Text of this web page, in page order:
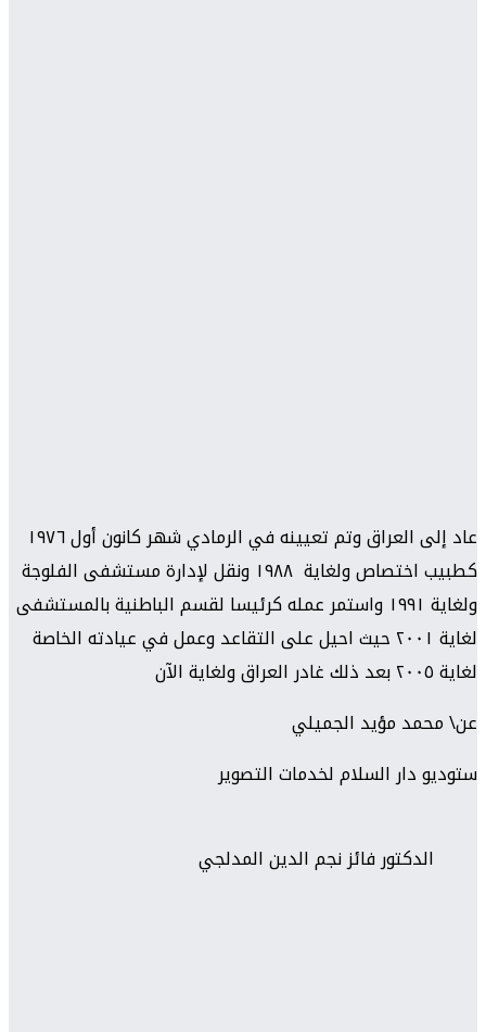
كطبيب اختصاص ولغاية ١٩٨٨ ونقل لإدارة مستشفى الفلوجة
ولغاية ١٩٩١ واستمر عمله كرئيسا لقسم الباطنية بالمستشفى
لغاية ٢٠٠١ حيث احيل على التقاعد وعمل في عيادته الخاصة
لغاية ٢٠٠٥ بعد ذلك غادر العراق ولغاية الآن
عن\ محمد مؤيد الجميلي
ستوديو دار السلام لخدمات التصوير
الدكتور فائز نجم الدين المدلجي